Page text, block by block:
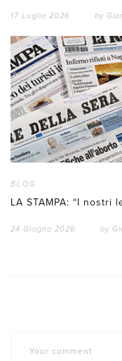
17 Luglio 2026 by
BLOG
LA STAMPA: “I nostri
24 Giugno 2026 by